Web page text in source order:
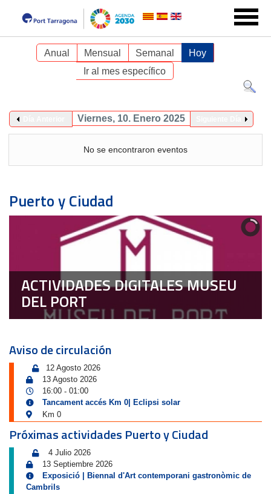
Anual Mensual Semanal
Hoy
Ir al mes específico
Viernes, 10. Enero 2025
No se encontraron eventos
Puerto y Ciudad
ACTIVIDADES DIGITALES MUSEU
DEL PORT
Aviso de circulación
12 Agosto 2026
13 Agosto 2026
16:00 - 01:00
Tancament accés Km 0| Eclipsi solar
Km 0
Próximas actividades Puerto y Ciudad
4 Julio 2026
13 Septiembre 2026
Exposició | Biennal d'Art contemporani gastronòmic de
Cambrils